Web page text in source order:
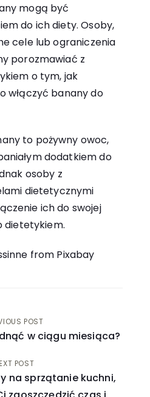
mogą być
do ich diety. Osoby,
cele lub ograniczenia
porozmawiać z
o tym, jak
włączyć banany do
to pożywny owoc,
dodatkiem do
osoby z
dietetycznymi
ich do swojej
dietetykiem.
from Pixabay
POST
w ciągu miesiąca?
POST
na sprzątanie kuchni,